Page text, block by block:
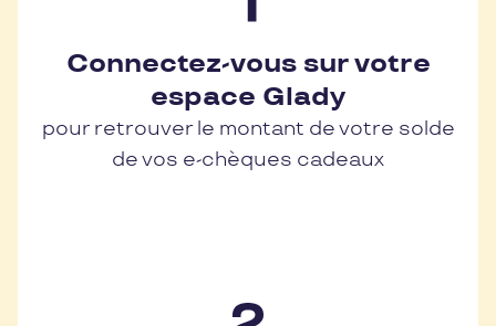
Connectez-vous sur votre
espace Glady
pour retrouver le montant de votre solde
de vos e-chèques cadeaux